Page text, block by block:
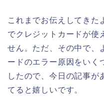
これまでお伝えしてきた
でクレジットカードが使
せん。ただ、その中で、
ードのエラー原因をいく
したので、今日の記事が
てると嬉しいです。